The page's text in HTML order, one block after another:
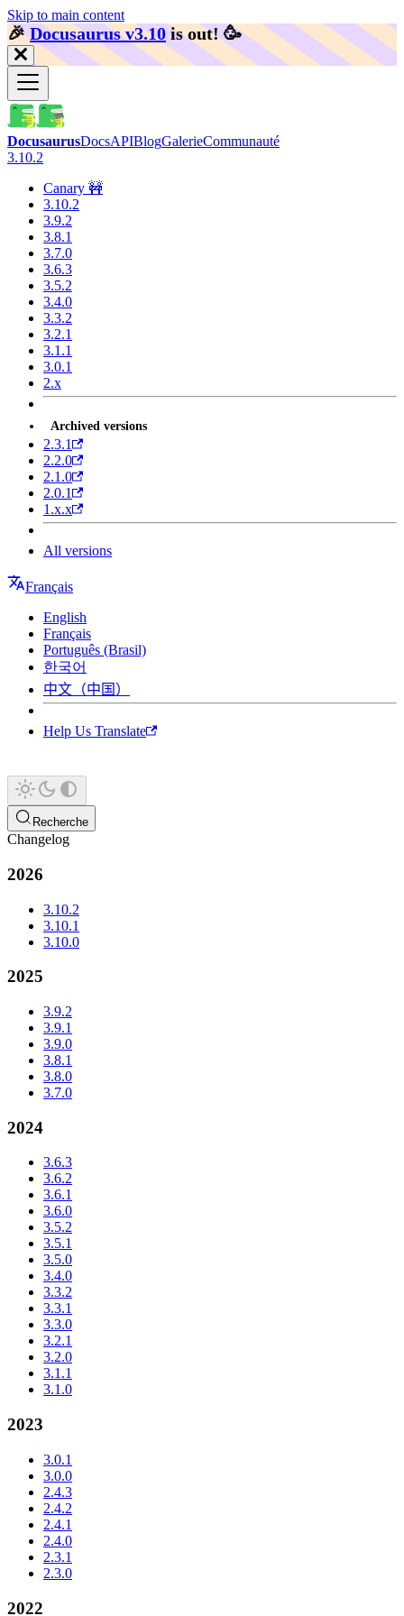
Skip to main content
🎉️Docusaurus v3.10 is out! 🥳️
DocusaurusDocsAPIBlogGalerieCommunauté
3.10.2
Canary 🚧
3.10.2
3.9.2
3.8.1
3.7.0
3.6.3
3.5.2
3.4.0
3.3.2
3.2.1
3.1.1
3.0.1
2.x
Archived versions
2.3.1
2.2.0
2.1.0
2.0.1
1.x.x
All versions
Français
English
Français
Português (Brasil)
한국어
中文（中国）
Help Us Translate
Recherche
Changelog
2026
3.10.2
3.10.1
3.10.0
2025
3.9.2
3.9.1
3.9.0
3.8.1
3.8.0
3.7.0
2024
3.6.3
3.6.2
3.6.1
3.6.0
3.5.2
3.5.1
3.5.0
3.4.0
3.3.2
3.3.1
3.3.0
3.2.1
3.2.0
3.1.1
3.1.0
2023
3.0.1
3.0.0
2.4.3
2.4.2
2.4.1
2.4.0
2.3.1
2.3.0
2022